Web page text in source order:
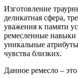
Изготовление
деликатная сфера,
уважения к памяти
ремесленные навыки
уникальные
чувства близких.
Данное ремесло –